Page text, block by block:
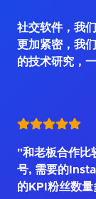
社交软件，我
更加紧密，我
的技术研究，
"和老板合作比
号, 需要的
的KPI粉丝数量